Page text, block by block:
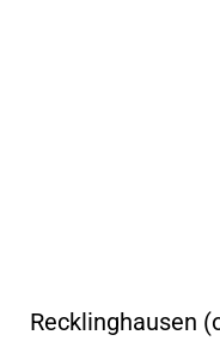
Recklinghausen